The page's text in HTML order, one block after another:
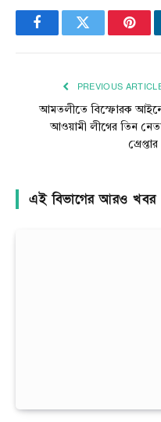
FacebookTwitter
PREVIOUS
আমতলীতে বিস্ফোরক
আওয়ামী লীগের তিন নেতা
এই বিভাগের আরও খবর